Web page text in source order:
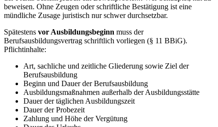
beweisen. Ohne Zeugen oder schriftliche Bestätigung ist eine
mündliche Zusage juristisch nur schwer durchsetzbar.
Spätestens vor Ausbildungsbeginn muss der
Berufsausbildungsvertrag schriftlich vorliegen (§ 11 BBiG).
Pflichtinhalte:
Art, sachliche und zeitliche Gliederung sowie Ziel der
Berufsausbildung
Beginn und Dauer der Berufsausbildung
Ausbildungsmaßnahmen außerhalb der Ausbildungsstätte
Dauer der täglichen Ausbildungszeit
Dauer der Probezeit
Zahlung und Höhe der Vergütung